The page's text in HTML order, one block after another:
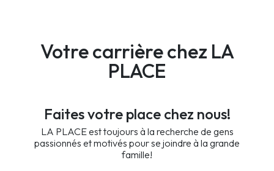
Votre carrière chez LA
PLACE
Faites votre place chez nous!
LA PLACE est toujours à la recherche de gens
passionnés et motivés pour se joindre à la grande
famille!